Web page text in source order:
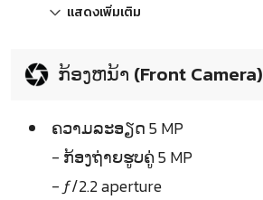
แสดงเพิ่มเติม
ກ້ອງຫນ້າ (Front Camera)
ຄວາມລະອຽດ 5 MP
- ກ້ອງຖ່າຍຮູບຄູ່ 5 MP
- ƒ/2.2 aperture